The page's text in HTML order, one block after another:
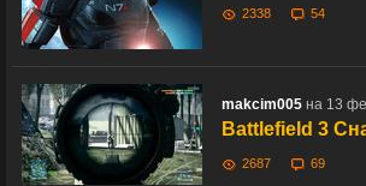
2338 54
makcim005 на 13
Battlefield 3
2687 69